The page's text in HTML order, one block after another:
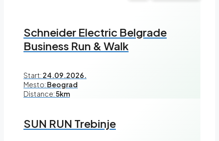
Schneider Electric Belgrade
Business Run & Walk
Start: 24.09.2026.
Mesto: Beograd
Distance:5km
SUN RUN Trebinje